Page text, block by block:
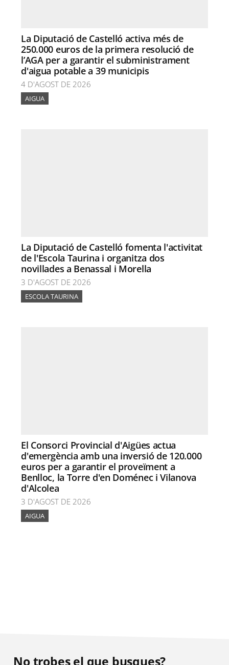
La Diputació de Castelló activa més de
250.000 euros de la primera resolució de
l’AGA per a garantir el subministrament
d'aigua potable a 39 municipis
4 D'AGOST DE 2026
AIGUA
La Diputació de Castelló fomenta l'activitat
de l'Escola Taurina i organitza dos
novillades a Benassal i Morella
3 D'AGOST DE 2026
ESCOLA TAURINA
El Consorci Provincial d'Aigües actua
d'emergència amb una inversió de 120.000
euros per a garantir el proveïment a
Benlloc, la Torre d'en Doménec i Vilanova
d'Alcolea
3 D'AGOST DE 2026
AIGUA
No trobes el que busques?